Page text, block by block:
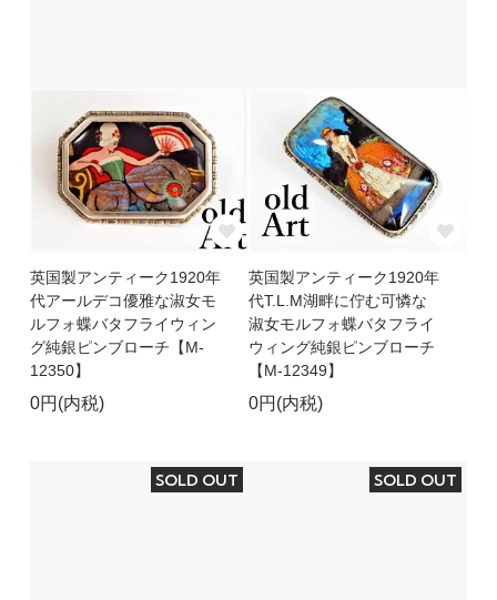
英国製アンティーク1920年
代アールデコ優雅な淑女モ
ルフォ蝶バタフライウィン
グ純銀ピンブローチ【M-
12350】
0円(内税)
英国製アンティーク1920年
代T.L.M湖畔に佇む可憐な
淑女モルフォ蝶バタフライ
ウィング純銀ピンブローチ
【M-12349】
0円(内税)
SOLD OUT SOLD OUT